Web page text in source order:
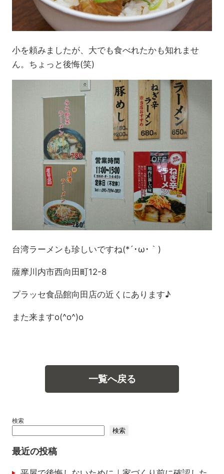
小を頼みましたが、大でも食べれたかも知れませ
ん。ちょっと後悔(笑)
台湾ラーメンも珍しいですね(*´･ω･｀)
薩摩川内市西向田町12-8
プラッセ食品館向田店の近くにあります♪
また来ますo(^o^)o
一覧へ戻る
検索
検索
最近の投稿